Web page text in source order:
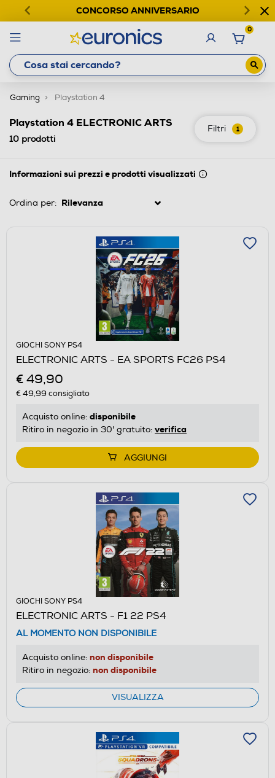
CONCORSO ANNIVERSARIO
0
Gaming Playstation 4
Filtri 1
Playstation 4 ELECTRONIC ARTS
10 prodotti
Informazioni sui prezzi e prodotti visualizzati
Ordina per:
GIOCHI SONY PS4
ELECTRONIC ARTS - EA SPORTS FC26 PS4
€ 49,90
€ 49,99 consigliato
Acquisto online: disponibile
Ritiro in negozio in 30' gratuito: verifica
AGGIUNGI
GIOCHI SONY PS4
ELECTRONIC ARTS - F1 22 PS4
AL MOMENTO NON DISPONIBILE
Acquisto online: non disponibile
Ritiro in negozio: non disponibile
VISUALIZZA